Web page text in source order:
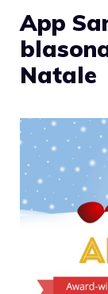
App
Natale